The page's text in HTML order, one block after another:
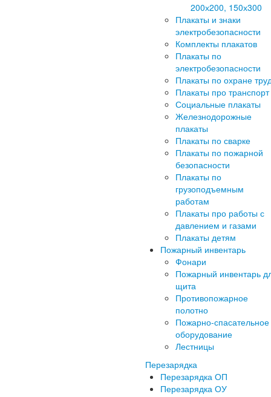
200х200, 150х300
Плакаты и знаки
электробезопасности
Комплекты плакатов
Плакаты по
электробезопасности
Плакаты по охране
Плакаты про транспорт
Социальные плакаты
Железнодорожные
плакаты
Плакаты по сварке
Плакаты по пожарной
безопасности
Плакаты по
грузоподъемным
работам
Плакаты про работы с
давлением и газами
Плакаты детям
Пожарный инвентарь
Фонари
Пожарный инвентарь
щита
Противопожарное
полотно
Пожарно-спасательное
оборудование
Лестницы
Перезарядка
Перезарядка ОП
Перезарядка ОУ